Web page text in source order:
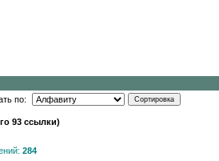
по:
93 ссылки)
284